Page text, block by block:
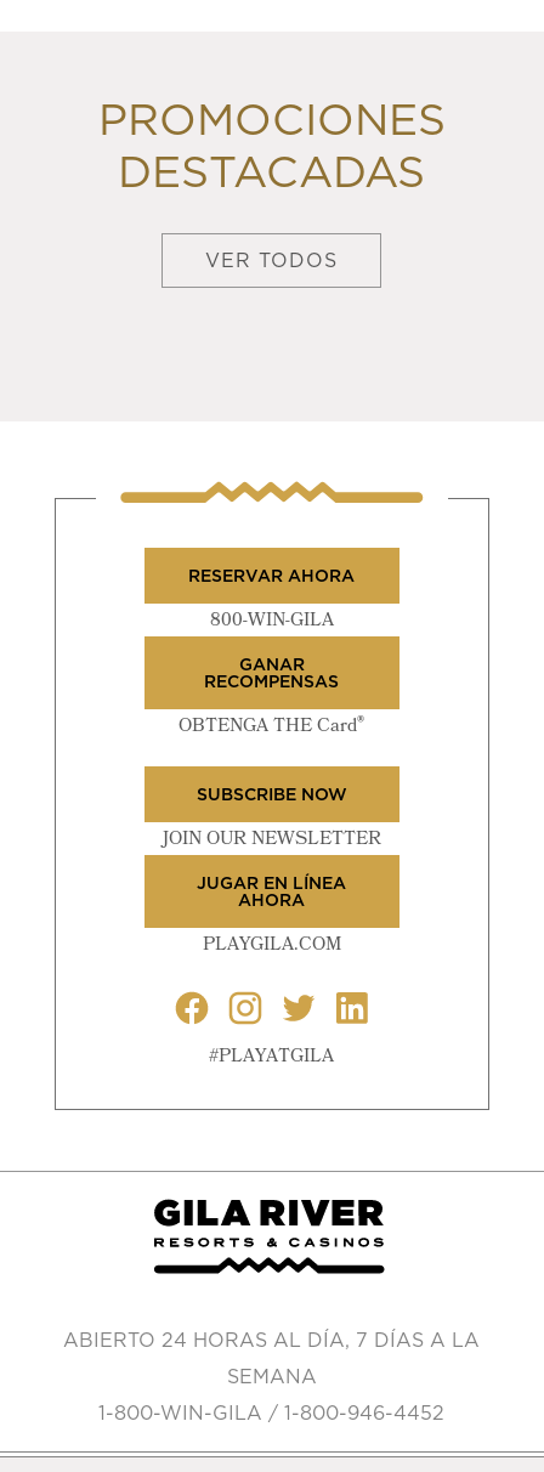
PROMOCIONES
DESTACADAS
VER TODOS
RESERVAR AHORA
800-WIN-GILA
GANAR
RECOMPENSAS
OBTENGA THE Card®
SUBSCRIBE NOW
JOIN OUR NEWSLETTER
JUGAR EN LÍNEA
AHORA
PLAYGILA.COM
#PLAYATGILA
ABIERTO 24 HORAS AL DÍA, 7 DÍAS A LA
SEMANA
1-800-WIN-GILA / 1-800-946-4452